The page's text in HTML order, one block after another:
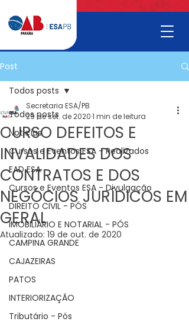
Post
Todos posts
Noticías
Cursos e Eventos ESA - Realizados
EAD ESA
Cursos e Eventos ESA - Divulgação
DIREITO CIVIL - PÓS
IMOBILIÁRIO E NOTARIAL - PÓS
CAMPINA GRANDE
CAJAZEIRAS
PATOS
INTERIORIZAÇÃO
Tributário - Pós
Todos posts
CURSO DEFEITOS E
INVALIDADES DOS
CONTRATOS E DOS
NEGÓCIOS JURÍDICOS EM
GERAL
Secretaria ESA/PB
29 de set. de 20201 min de leitura
Atualizado: 19 de out. de 2020